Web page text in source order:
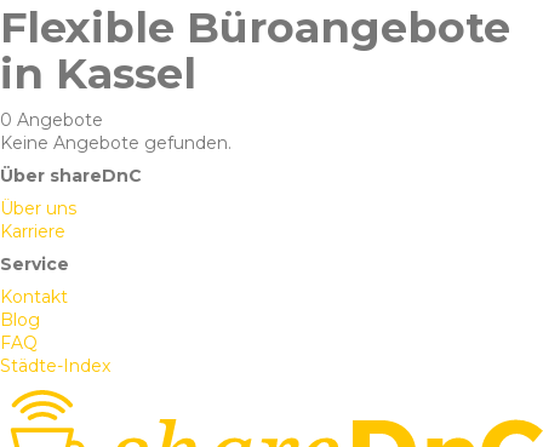
Flexible Büroangebote
in Kassel
0 Angebote
Keine Angebote gefunden.
Über shareDnC
Über uns
Karriere
Service
Kontakt
Blog
FAQ
Städte-Index